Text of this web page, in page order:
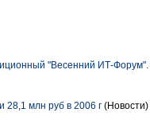
"Весенний ИТ-Форум".
млн руб в 2006 г (Новости)